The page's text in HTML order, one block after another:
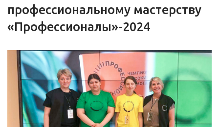
профессиональному мастерству
«Профессионалы»-2024